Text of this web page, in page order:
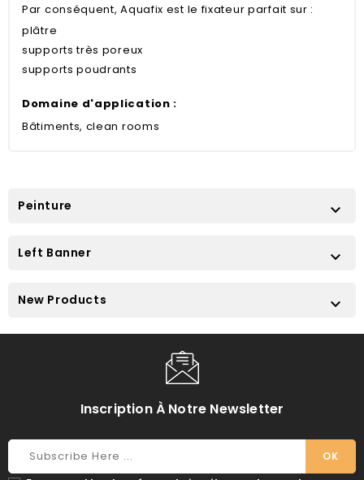
Par conséquent, Aquafix est le fixateur parfait sur :
plâtre
supports très poreux
supports poudrants
Domaine d'application :
Bâtiments, clean rooms
Peinture 
Left Banner 
New Products 
Inscription À Notre Newsletter